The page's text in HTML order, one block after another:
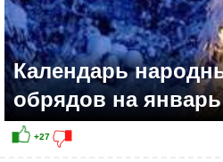
Календарь
обрядов на январь